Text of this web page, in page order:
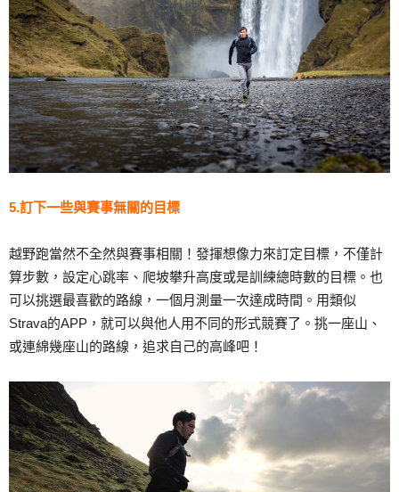
5.訂下一些與賽事無關的目標
越野跑當然不全然與賽事相關！發揮想像力來訂定目標，不僅計
算步數，設定心跳率、爬坡攀升高度或是訓練總時數的目標。也
可以挑選最喜歡的路線，一個月測量一次達成時間。用類似
Strava的APP，就可以與他人用不同的形式競賽了。挑一座山、
或連綿幾座山的路線，追求自己的高峰吧！